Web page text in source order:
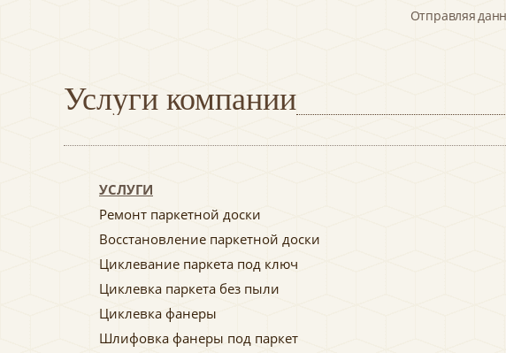
Отправляя
Услуги компании
УСЛУГИ
Ремонт паркетной доски
Восстановление паркетной доски
Циклевание паркета под ключ
Циклевка паркета без пыли
Циклевка фанеры
Шлифовка фанеры под паркет